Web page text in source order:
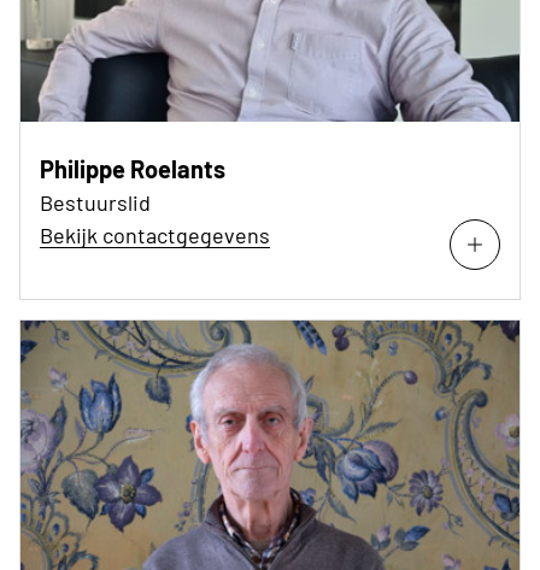
Philippe Roelants
Bestuurslid
Bekijk contactgegevens